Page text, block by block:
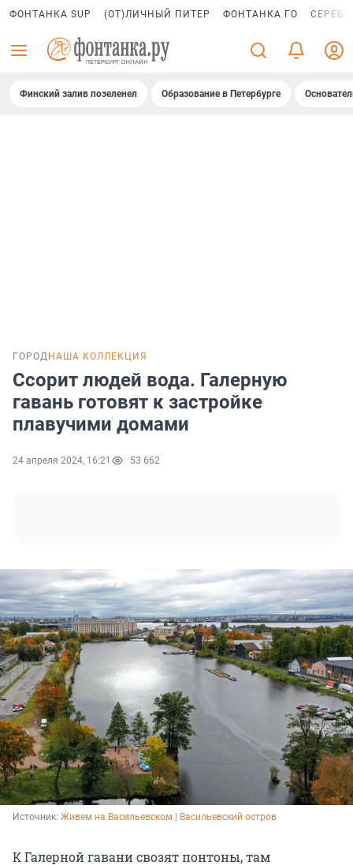
ФОНТАНКА SUP (ОТ)ЛИЧНЫЙ ПИТЕР ФОНТАНКА ГО
Финский залив позеленел Образование в Петербурге
ГОРОД НАША КОЛЛЕКЦИЯ
Ссорит людей вода. Галерную
гавань готовят к застройке
плавучими домами
24 апреля 2024, 16:21 53 662
Источник: Живем на Васильевском | Васильевский остров
К Галерной гавани свозят понтоны, там